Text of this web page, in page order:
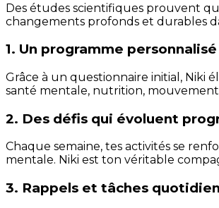
Des études scientifiques prouvent
changements profonds et durables
1. Un programme personnalisé
Grâce à un questionnaire initial, Niki
santé mentale, nutrition, mouvement
2. Des défis qui évoluent
Chaque semaine, tes activités se
mentale. Niki est ton véritable
3. Rappels et tâches